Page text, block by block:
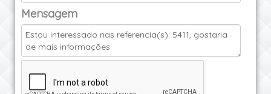
Mensagem